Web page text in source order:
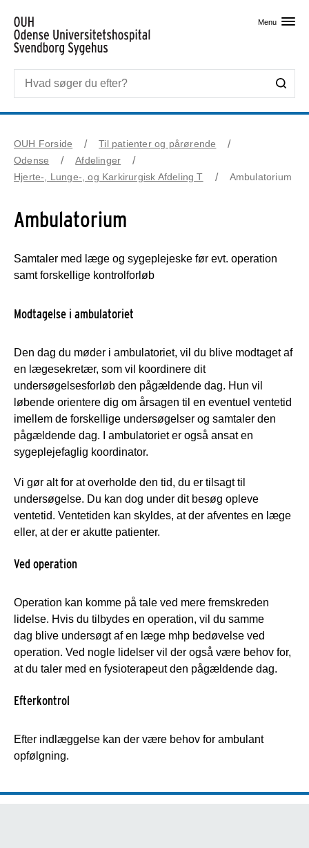
Menu
OUH Forside
Til patienter og pårørende
Odense
Afdelinger
Hjerte-, Lunge-, og Karkirurgisk Afdeling T
Ambulatorium
Ambulatorium
Samtaler med læge og sygeplejeske før evt. operation
samt forskellige kontrolforløb
Modtagelse i ambulatoriet
Den dag du møder i ambulatoriet, vil du blive modtaget af
en lægesekretær, som vil koordinere dit
undersøgelsesforløb den pågældende dag. Hun vil
løbende orientere dig om årsagen til en eventuel ventetid
imellem de forskellige undersøgelser og samtaler den
pågældende dag. I ambulatoriet er også ansat en
sygeplejefaglig koordinator.
Vi gør alt for at overholde den tid, du er tilsagt til
undersøgelse. Du kan dog under dit besøg opleve
ventetid. Ventetiden kan skyldes, at der afventes en læge
eller, at der er akutte patienter.
Ved operation
Operation kan komme på tale ved mere fremskreden
lidelse. Hvis du tilbydes en operation, vil du samme
dag blive undersøgt af en læge mhp bedøvelse ved
operation. Ved nogle lidelser vil der også være behov for,
at du taler med en fysioterapeut den pågældende dag.
Efterkontrol
Efter indlæggelse kan der være behov for ambulant
opfølgning.